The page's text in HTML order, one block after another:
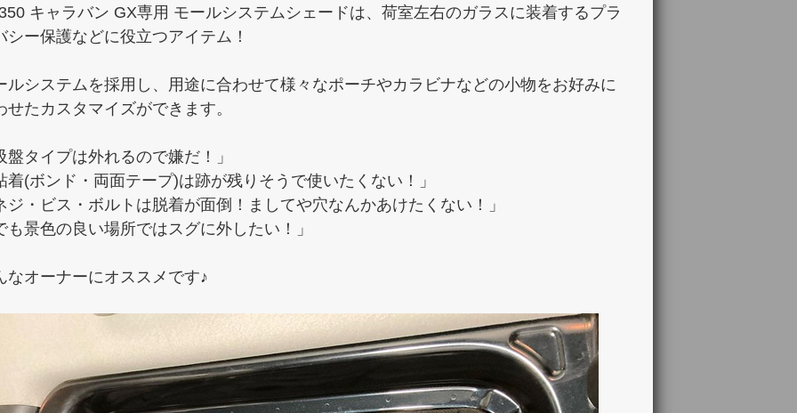
キャラバン GX専用 モールシステムシェードは、荷室左右のガラスに装着するプラ
シー保護などに役立つアイテム！
ルシステムを採用し、用途に合わせて様々なポーチやカラビナなどの小物をお好みに
せたカスタマイズができます。
盤タイプは外れるので嫌だ！」
着(ボンド・両面テープ)は跡が残りそうで使いたくない！」
ジ・ビス・ボルトは脱着が面倒！ましてや穴なんかあけたくない！」
も景色の良い場所ではスグに外したい！」
なオーナーにオススメです♪